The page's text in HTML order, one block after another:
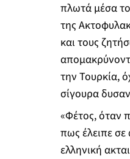
πλωτά μέσα
της
και τους
την Τουρκία,
σίγουρα
«Φέτος, όταν
πως έλειπε
ελληνική